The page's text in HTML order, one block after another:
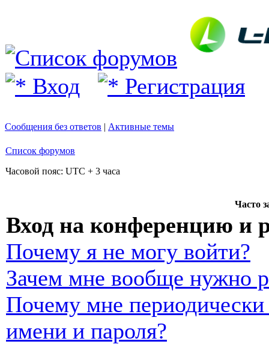
Вход Регистрация
Сообщения без ответов | Активные темы
Список форумов
Часовой пояс: UTC + 3 часа
Часто
Вход на конференцию и
Почему я не могу войти?
Зачем мне вообще нужно
Почему мне периодически
имени и пароля?